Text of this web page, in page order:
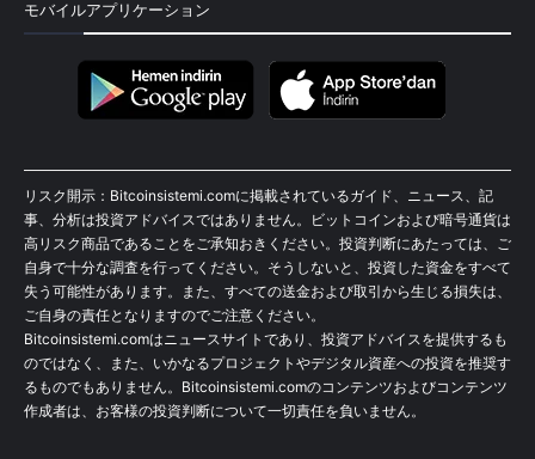
モバイルアプリケーション
リスク開示：Bitcoinsistemi.comに掲載されているガイド、ニュース、記
事、分析は投資アドバイスではありません。ビットコインおよび暗号通貨は
高リスク商品であることをご承知おきください。投資判断にあたっては、ご
自身で十分な調査を行ってください。そうしないと、投資した資金をすべて
失う可能性があります。また、すべての送金および取引から生じる損失は、
ご自身の責任となりますのでご注意ください。
Bitcoinsistemi.comはニュースサイトであり、投資アドバイスを提供するも
のではなく、また、いかなるプロジェクトやデジタル資産への投資を推奨す
るものでもありません。Bitcoinsistemi.comのコンテンツおよびコンテンツ
作成者は、お客様の投資判断について一切責任を負いません。